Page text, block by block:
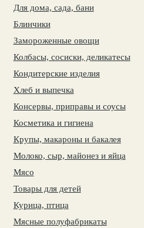
Для дома, сада, бани
Блинчики
Замороженные овощи
Колбасы, сосиски, деликатесы
Кондитерские изделия
Хлеб и выпечка
Консервы, приправы и соусы
Косметика и гигиена
Крупы, макароны и бакалея
Молоко, сыр, майонез и яйца
Мясо
Товары для детей
Курица, птица
Мясные полуфабрикаты